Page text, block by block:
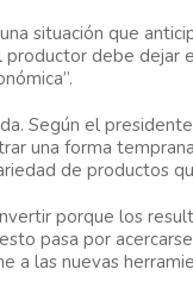
situación que
productor debe
Según el
una forma
de productos
porque los
pasa por
a las nuevas